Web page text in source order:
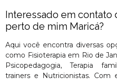
Interessado em contato
perto de mim Maricá?
Aqui você encontra diversas
como Fisioterapia em Rio de
Psicopedagogia, Terapia
trainers e Nutricionistas. Com